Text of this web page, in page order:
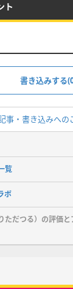
ト
書き込みする
事・書き込みへの
覧
ボ
ただつる）の評価